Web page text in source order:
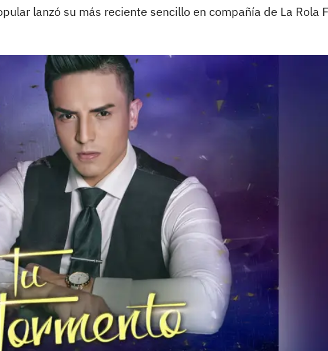
lanzó su más reciente sencillo en compañía de La Rola